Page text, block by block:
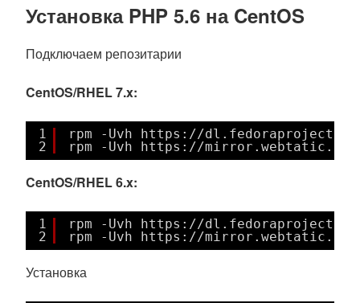
Установка PHP 5.6 на CentOS
Подключаем репозитарии
CentOS/RHEL 7.x:
1
2
rpm -Uvh https: //dl
rpm -Uvh https: //mirror .webtatic.com
CentOS/RHEL 6.x:
1
2
rpm -Uvh https: //dl
rpm -Uvh https: //mirror .webtatic.com
Установка